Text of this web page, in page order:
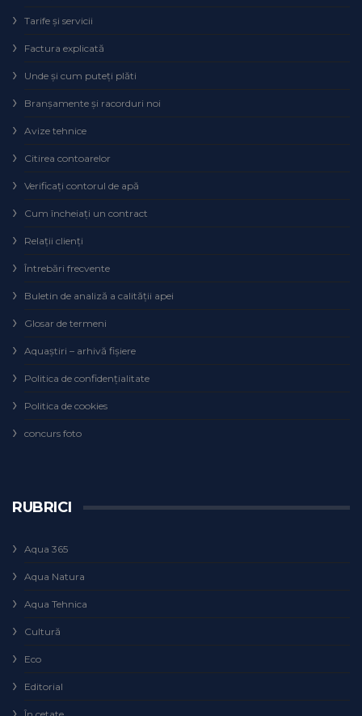
Tarife și servicii
Factura explicată
Unde și cum puteţi plăti
Branșamente și racorduri noi
Avize tehnice
Citirea contoarelor
Verificaţi contorul de apă
Cum încheiaţi un contract
Relaţii clienţi
Întrebări frecvente
Buletin de analiză a calităţii apei
Glosar de termeni
Aquaștiri – arhivă fișiere
Politica de confidențialitate
Politica de cookies
concurs foto
RUBRICI
Aqua 365
Aqua Natura
Aqua Tehnica
Cultură
Eco
Editorial
În cetate